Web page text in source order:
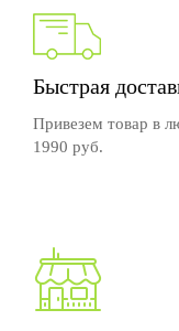
Быстрая
Привезем товар в
1990 руб.